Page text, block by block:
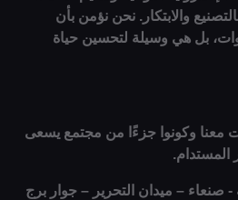
والابتكار. نحن نؤمن بأن
بل هي وسيلة لتحسين حياة
معنا وكونوا جزءًا من مجتمع يسعى
المستدام.
- صنعاء – ميدان التحرير – جوار برج